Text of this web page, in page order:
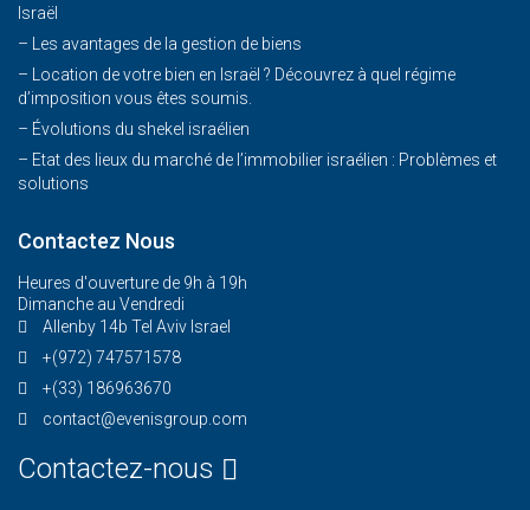
Israël
– Les avantages de la gestion de biens
– Location de votre bien en Israël ? Découvrez à quel régime
d’imposition vous êtes soumis.
– Évolutions du shekel israélien
– Etat des lieux du marché de l’immobilier israélien : Problèmes et
solutions
Contactez Nous
Heures d'ouverture de 9h à 19h
Dimanche au Vendredi
Allenby 14b Tel Aviv Israel
+(972) 747571578
+(33) 186963670
contact@evenisgroup.com
Contactez-nous